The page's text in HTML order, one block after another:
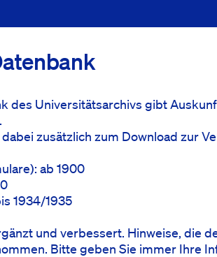
des Universitätsarchivs gibt
zusätzlich zum Download zur
ab 1900
1934/1935
und verbessert. Hinweise, die
Bitte geben Sie immer Ihre